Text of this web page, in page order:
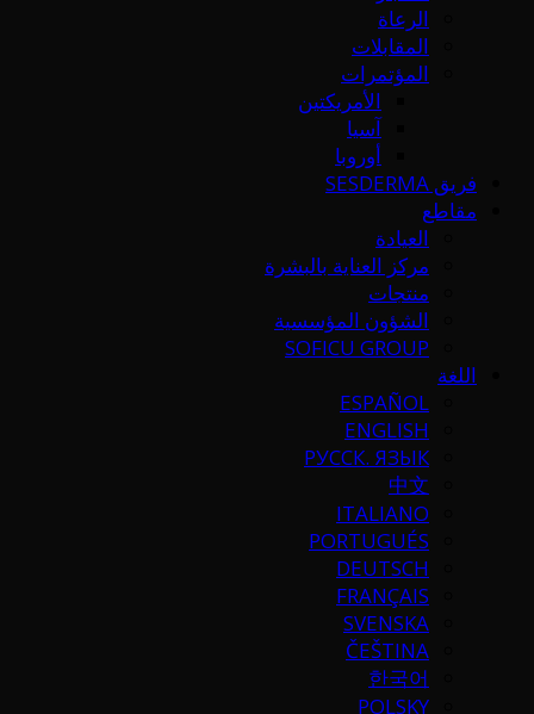
الرعاة
المقابلات
المؤتمرات
الأمريكتين
آسيا
أوروبا
فريق SESDERMA
مقاطع
العيادة
مركز العناية بالبشرة
منتجات
الشؤون المؤسسية
SOFICU GROUP
اللغة
ESPAÑOL
ENGLISH
РУССК. ЯЗЫК
中文
ITALIANO
PORTUGUÉS
DEUTSCH
FRANÇAIS
SVENSKA
ČEŠTINA
한국어
POLSKY